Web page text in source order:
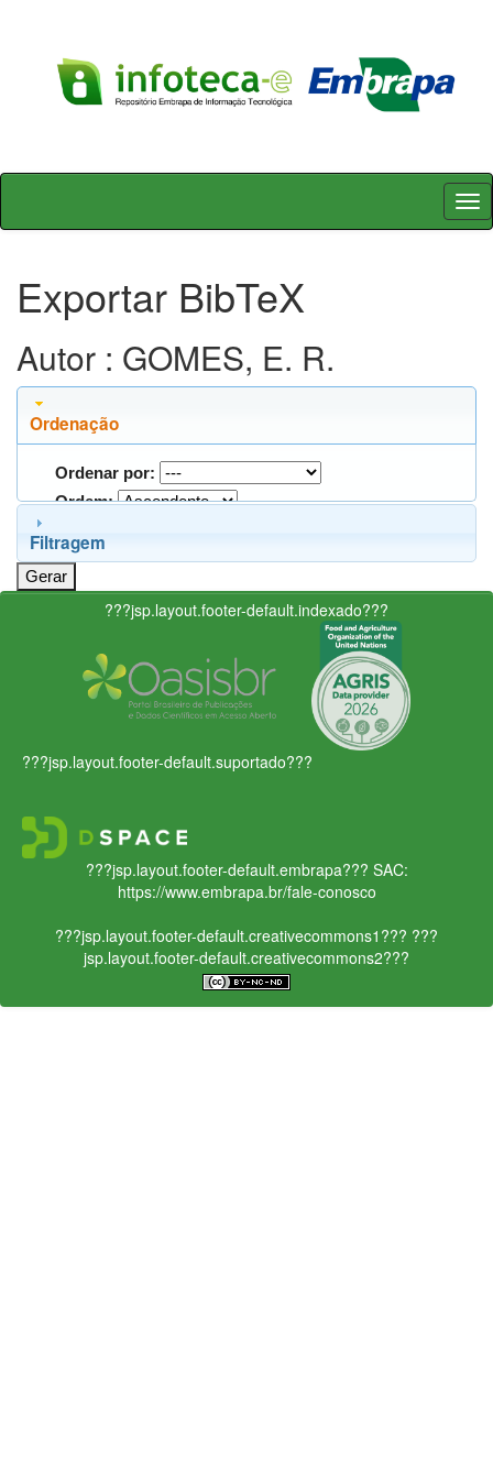
Skip
Exportar BibTeX
Autor : GOMES, E. R.
Ordenação
Ordenar por:
Ordem:
Filtragem
???jsp.layout.footer-default.indexado???
???jsp.layout.footer-default.suportado???
???jsp.layout.footer-default.embrapa??? SAC:
https://www.embrapa.br/fale-conosco
???jsp.layout.footer-default.creativecommons1??? ???
jsp.layout.footer-default.creativecommons2???